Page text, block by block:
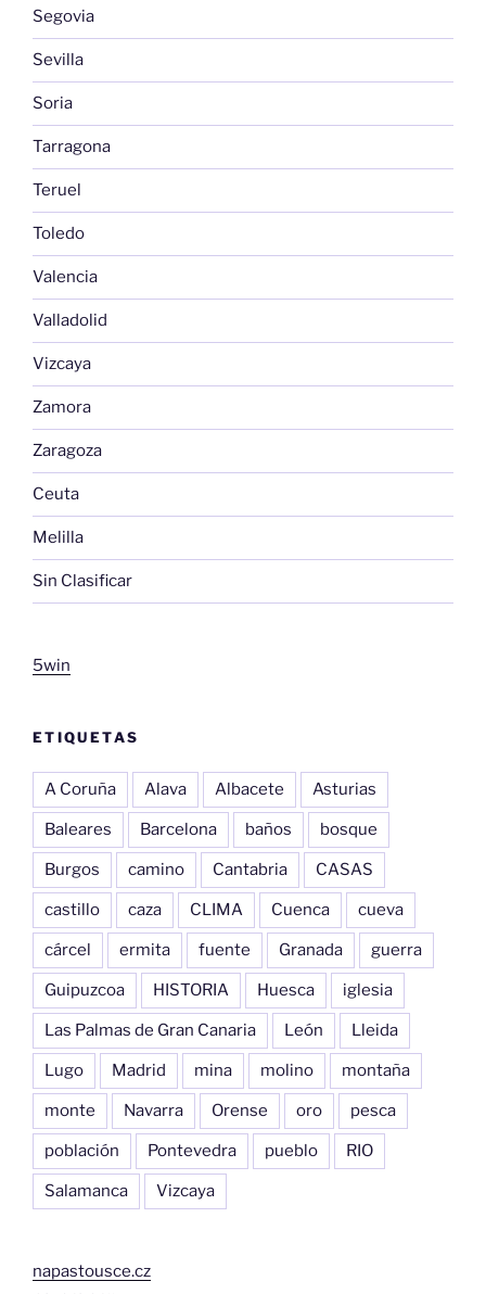
Segovia
Sevilla
Soria
Tarragona
Teruel
Toledo
Valencia
Valladolid
Vizcaya
Zamora
Zaragoza
Ceuta
Melilla
Sin Clasificar
5win
ETIQUETAS
A Coruña Alava Albacete Asturias
Baleares Barcelona baños bosque
Burgos camino Cantabria CASAS
castillo caza CLIMA Cuenca cueva
cárcel ermita fuente Granada guerra
Guipuzcoa HISTORIA Huesca iglesia
Las Palmas de Gran Canaria León Lleida
Lugo Madrid mina molino montaña
monte Navarra Orense oro pesca
población Pontevedra pueblo RIO
Salamanca Vizcaya
napastousce.cz